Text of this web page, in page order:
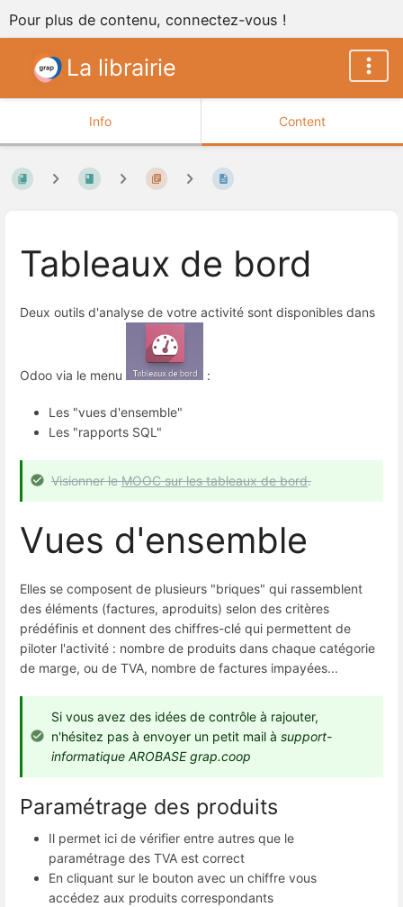
Pour plus de contenu, connectez-vous !
La librairie
Info Content
Tableaux de bord
Deux outils d'analyse de votre activité sont disponibles dans
Odoo via le menu :
Les "vues d'ensemble"
Les "rapports SQL"
Visionner leMOOC sur les tableaux de bord.
Vues d'ensemble
Elles se composent de plusieurs "briques" qui rassemblent
des éléments (factures, aproduits) selon des critères
prédéfinis et donnent des chiffres-clé qui permettent de
piloter l'activité : nombre de produits dans chaque catégorie
de marge, ou de TVA, nombre de factures impayées...
Si vous avez des idées de contrôle à rajouter,
n'hésitez pas à envoyer un petit mail à support-
informatique AROBASE grap.coop
Paramétrage des produits
Il permet ici de vérifier entre autres que le
paramétrage des TVA est correct
En cliquant sur le bouton avec un chiffre vous
accédez aux produits correspondants